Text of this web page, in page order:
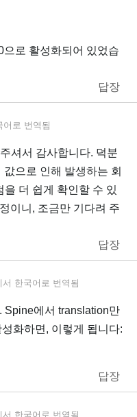
로 활성화되어 있었습
답장
어 로 번역됨
셔서 감사합니다. 덕분
으로 인해 발생하는 회
더 쉽게 확인할 수 있
이니, 조금만 기다려 주
답장
서 한국어 로 번역됨
Spine에서 translation만
화하면, 이렇게 됩니다:
답장
서 한국어 로 번역됨